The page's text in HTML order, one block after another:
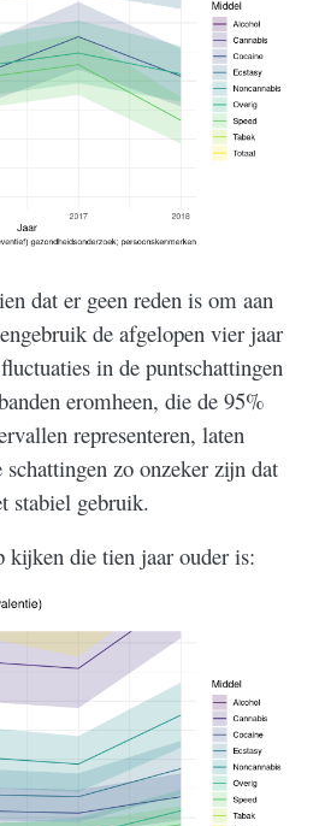
dat er geen reden is om aan
de afgelopen vier jaar
in de puntschattingen
eromheen, die de 95%
representeren, laten
zo onzeker zijn dat
stabiel gebruik.
kijken die tien jaar ouder is: